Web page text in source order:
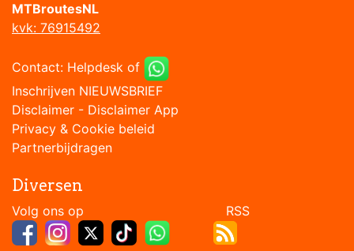
MTBroutesNL
kvk: 76915492
Contact: Helpdesk of
Inschrijven NIEUWSBRIEF
Disclaimer - Disclaimer App
Privacy & Cookie beleid
Partnerbijdragen
Diversen
Volg ons op RSS